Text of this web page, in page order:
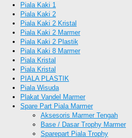
Piala Kaki 1
Piala Kaki 2
Piala Kaki 2 Kristal
Piala Kaki 2 Marmer
Piala Kaki 2 Plastik
Piala Kaki 8 Marmer
Piala Kristal
Piala Kristal
PIALA PLASTIK
Piala Wisuda
Plakat Vandel Marmer
Spare Part Piala Marmer
Aksesoris Marmer Tengah
Base / Dasar Trophy Marmer
Sparepart Piala Trophy